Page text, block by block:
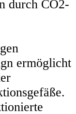
durch CO2-
ermöglicht